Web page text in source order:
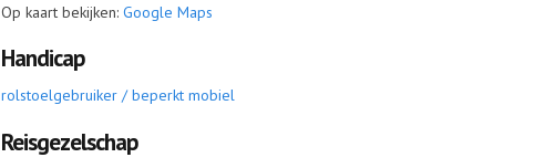
Op kaart bekijken: Google Maps
Handicap
rolstoelgebruiker / beperkt mobiel
Reisgezelschap